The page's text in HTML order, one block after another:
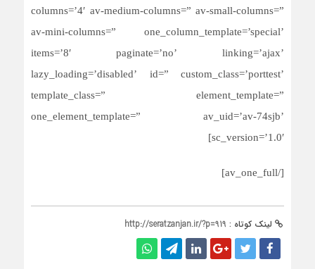
columns=’4′ av-medium-columns=” av-small-columns=”
av-mini-columns=” one_column_template=’special’
items=’8′ paginate=’no’ linking=’ajax’
lazy_loading=’disabled’ id=” custom_class=’porttest’
template_class=” element_template=”
one_element_template=” av_uid=’av-74sjb’
sc_version=’1.0′]
[/av_one_full]
لینک کوتاه : http://seratzanjan.ir/?p=919